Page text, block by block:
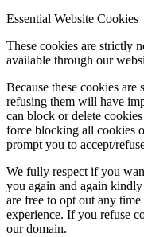
Essential Website Cookies
These cookies are strictly
available through our
Because these cookies
refusing them will have
can block or delete
force blocking all cookies
prompt you to accept/
We fully respect if you
you again and again
are free to opt out any
experience. If you refuse
our domain.